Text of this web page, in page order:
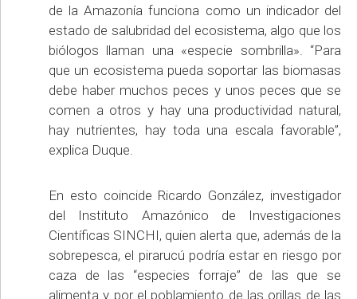
de la Amazonía funciona como un indicador del
estado de salubridad del ecosistema, algo que los
biólogos llaman una «especie sombrilla». “Para
que un ecosistema pueda soportar las biomasas
debe haber muchos peces y unos peces que se
comen a otros y hay una productividad natural,
hay nutrientes, hay toda una escala favorable”,
explica Duque.
En esto coincide Ricardo González, investigador
del Instituto Amazónico de Investigaciones
Científicas SINCHI, quien alerta que, además de la
sobrepesca, el pirarucú podría estar en riesgo por
caza de las “especies forraje” de las que se
alimenta y por el poblamiento de las orillas de las